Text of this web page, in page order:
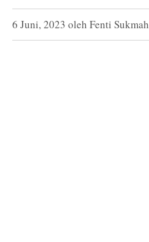
6 Juni, 2023 oleh Fenti Sukmah